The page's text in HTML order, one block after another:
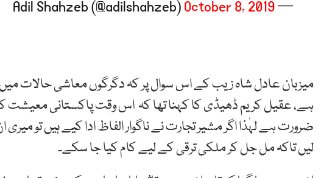
— Adil Shahzeb (@adilshahzeb)
October 8, 2019
میزبان عادل شاہ زیب کے اس سوال پر کہ دگرگوں معاشی حالات
ہے، عقیل کریم ڈھیڈی کا کہنا تھا کہ اس وقت پاکستانی
ضرورت ہے لہٰذا اگر مشیر تجارت نے ناگوار الفاظ ادا کیے ہیں تو
لیں تاکہ مل جل کر ملکی ترقی کے لیے کام کیا جا سکے۔